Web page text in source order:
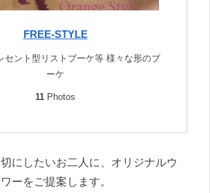
FREE-STYLE
セント型リストブーケ等 様々な形のブ
ーケ
11 Photos
にしたいお二人に、オリジナルウ
ーをご提案します。